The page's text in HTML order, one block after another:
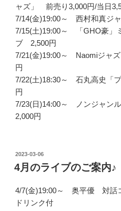
ャズ」 前売り3,000円/当日
7/14(金)19:00～ 西村和真ジ
7/15(土)19:00～ 「GHO豪」
ブ 2,500円
7/21(金)19:00～ Naomiジャ
円
7/22(土)18:30～ 石丸高史「
円
7/23(日)14:00～ ノンジャン
2,000円
投
稿
日:
2023-03-06
4月のライブのご案内♪
4/7(金)19:00～ 奥平優 対話
ドリンク付